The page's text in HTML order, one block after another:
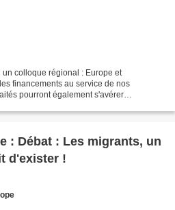
colloque régional : Europe et
financements au service de nos
pourront également s'avérer
: Débat : Les migrants, un
d'exister !